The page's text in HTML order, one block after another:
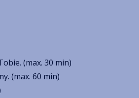
(max. 30 min)
(max. 60 min)